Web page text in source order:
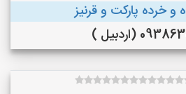
خرده پارکت و قرنیز
(اردبیل )